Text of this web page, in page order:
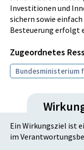
Investitionen und
sichern sowie
Besteuerung erfolgt
Zugeordnetes
Bundesministerium
Ein Wirkungsziel ist
im